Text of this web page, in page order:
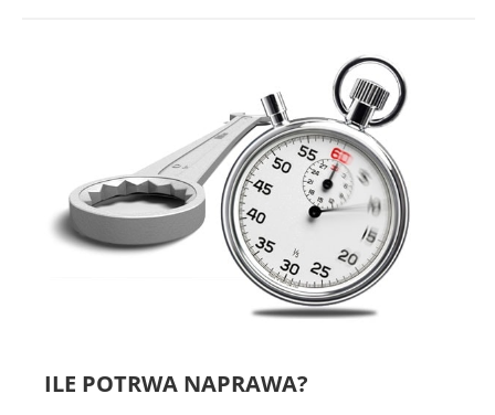
ILE POTRWA NAPRAWA?